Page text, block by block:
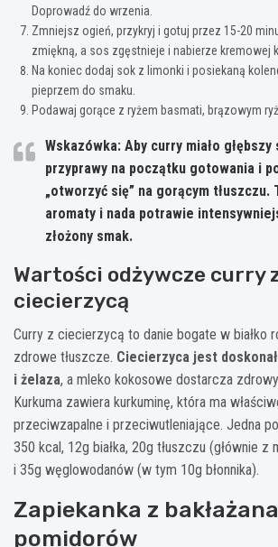
Doprowadź do wrzenia.
Zmniejsz ogień, przykryj i gotuj przez 15-20
zmiękną, a sos zgęstnieje i nabierze kremowej
Na koniec dodaj sok z limonki i posiekaną
pieprzem do smaku.
Podawaj gorące z ryżem basmati, brązowym
Wskazówka: Aby curry miało
przyprawy na początku gotowania i
„otworzyć się” na gorącym tłuszczu.
aromaty i nada potrawie
złożony smak.
Wartości odżywcze curry
ciecierzycą
Curry z ciecierzycą to danie bogate w białko
zdrowe tłuszcze. Ciecierzyca jest
i żelaza, a mleko kokosowe dostarcza
Kurkuma zawiera kurkuminę, która ma
przeciwzapalne i przeciwutleniające. Jedna
350 kcal, 12g białka, 20g tłuszczu (głównie z
i 35g węglowodanów (w tym 10g błonnika).
Zapiekanka z
pomidorów